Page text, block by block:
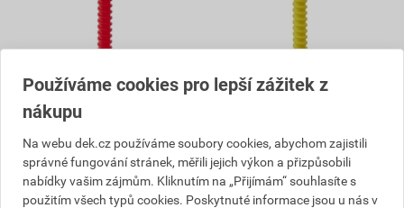
Závity přímé Levelys 1,5
mm 100 ks
Závity přímé Levelys 2 mm
100 ks
Používáme cookies pro lepší zážitek z
nákupu
Na webu dek.cz používáme soubory cookies, abychom zajistili
správné fungování stránek, měřili jejich výkon a přizpůsobili
nabídky vašim zájmům. Kliknutím na „Přijímám“ souhlasíte s
použitím všech typů cookies. Poskytnuté informace jsou u nás v